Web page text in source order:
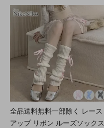
全品送料無料一部除く レース
アップ リボン ルーズソックス